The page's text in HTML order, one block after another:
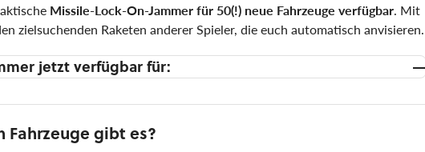
Missile-Lock-On-Jammer für 50(!) neue Fahrzeuge verfügbar. Mit
zielsuchenden Raketen anderer Spieler, die euch automatisch anvisieren.
jetzt verfügbar für:
Fahrzeuge gibt es?